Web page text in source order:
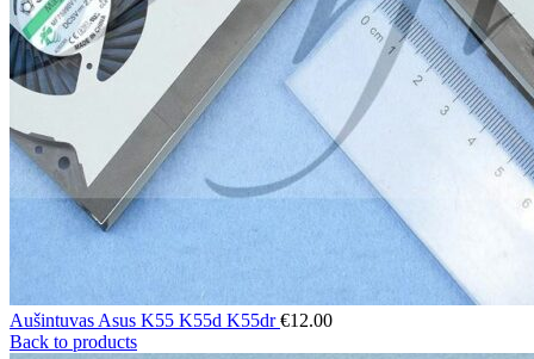
Aušintuvas Asus K55 K55d K55dr€12.00
Back to products